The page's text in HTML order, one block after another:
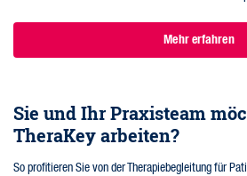
Mehr erfahren
Sie und Ihr Praxisteam
TheraKey arbeiten?
So profitieren Sie von der Therapiebegleitung für